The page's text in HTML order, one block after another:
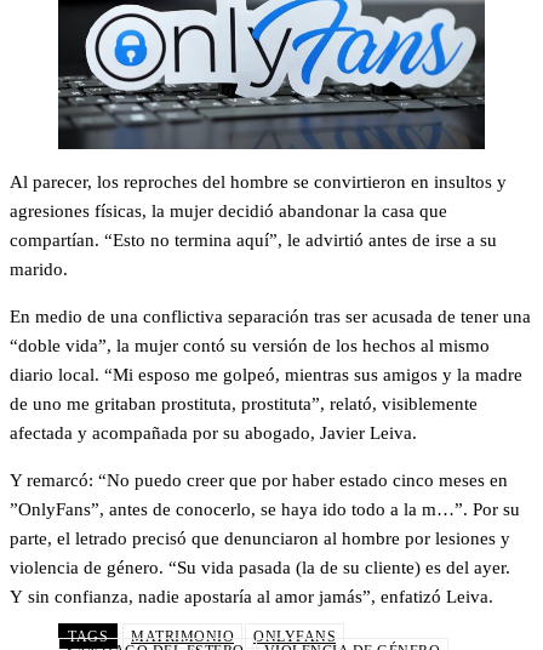
Al parecer, los reproches del hombre se convirtieron en insultos y
agresiones físicas, la mujer decidió abandonar la casa que
compartían. “Esto no termina aquí”, le advirtió antes de irse a su
marido.
En medio de una conflictiva separación tras ser acusada de tener una
“doble vida”, la mujer contó su versión de los hechos al mismo
diario local. “Mi esposo me golpeó, mientras sus amigos y la madre
de uno me gritaban prostituta, prostituta”, relató, visiblemente
afectada y acompañada por su abogado, Javier Leiva.
Y remarcó: “No puedo creer que por haber estado cinco meses en
”OnlyFans”, antes de conocerlo, se haya ido todo a la m…”. Por su
parte, el letrado precisó que denunciaron al hombre por lesiones y
violencia de género. “Su vida pasada (la de su cliente) es del ayer.
Y sin confianza, nadie apostaría al amor jamás”, enfatizó Leiva.
TAGS MATRIMONIO
ONLYFANS